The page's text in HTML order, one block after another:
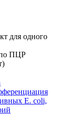
E. coli,